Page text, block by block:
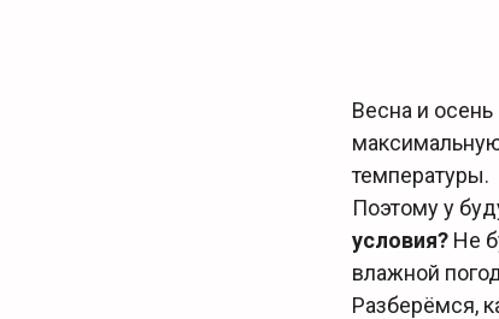
Весна и
температуры.
Поэтому у
условия? Не
влажной
Разберёмся,